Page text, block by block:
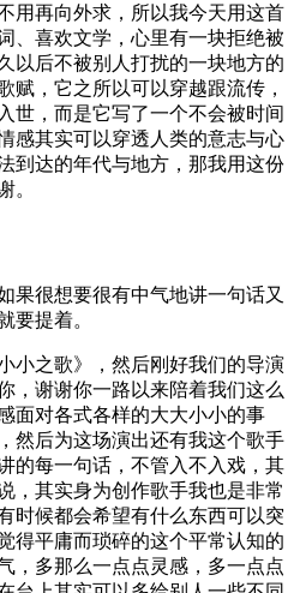
用再向外求，所以我今天用这首
、喜欢文学，心里有一块拒绝被
以后不被别人打扰的一块地方的
赋，它之所以可以穿越跟流传，
世，而是它写了一个不会被时间
感其实可以穿透人类的意志与心
到达的年代与地方，那我用这份
。
果很想要很有中气地讲一句话又
要提着。
小之歌》，然后刚好我们的导演
，谢谢你一路以来陪着我们这么
面对各式各样的大大小小的事
然后为这场演出还有我这个歌手
的每一句话，不管入不入戏，其
，其实身为创作歌手我也是非常
时候都会希望有什么东西可以突
得平庸而琐碎的这个平常认知的
，多那么一点点灵感，多一点点